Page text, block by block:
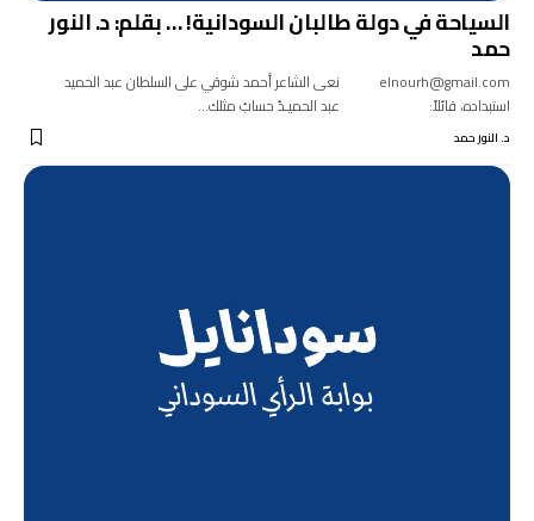
السياحة في دولة طالبان السودانية! … بقلم: د. النور
حمد
elnourh@gmail.com نعى الشاعر أحمد شوقي على السلطان عبد الحميد
استبداده، قائلاً: عبد الحميـدُ حسابُ مثلك…
د. النور حمد